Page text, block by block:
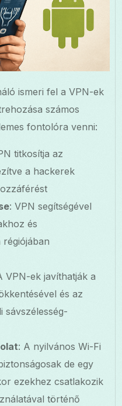
ismeri fel a VPN-ek
számos
fontolóra venni:
titkosítja az
a hackerek
: VPN segítségével
és
VPN-ek javíthatják a
és az
sávszélesség-
: A nyilvános Wi-Fi
de egy
ezekhez csatlakozik
történő